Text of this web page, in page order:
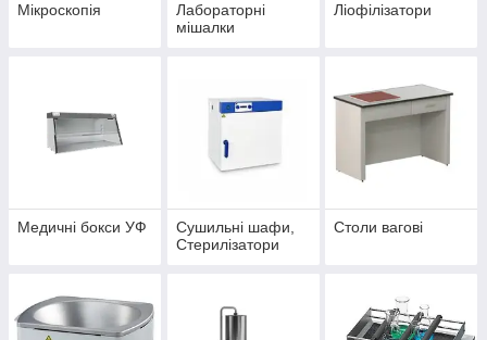
Мікроскопія
Лабораторні
мішалки
Ліофілізатори
Медичні бокси УФ
Сушильні шафи,
Стерилізатори
Столи вагові